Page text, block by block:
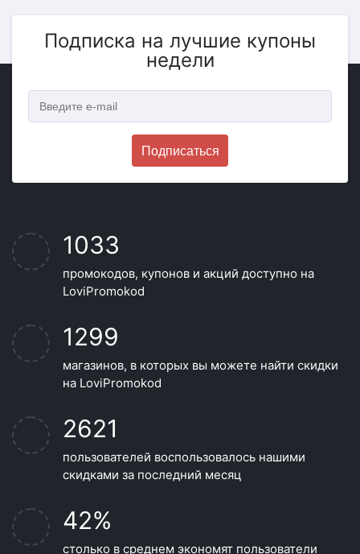
Подписка на лучшие купоны
недели
Подписаться
1033
промокодов, купонов и акций доступно на
LoviPromokod
1299
магазинов, в которых вы можете найти скидки
на LoviPromokod
2621
пользователей воспользовалось нашими
скидками за последний месяц
42%
столько в среднем экономят пользователи